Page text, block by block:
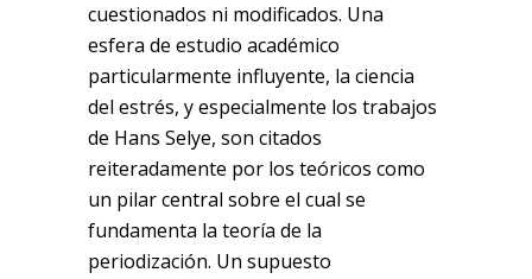
cuestionados ni modificados. Una
esfera de estudio académico
particularmente influyente, la ciencia
del estrés, y especialmente los trabajos
de Hans Selye, son citados
reiteradamente por los teóricos como
un pilar central sobre el cual se
fundamenta la teoría de la
periodización. Un supuesto